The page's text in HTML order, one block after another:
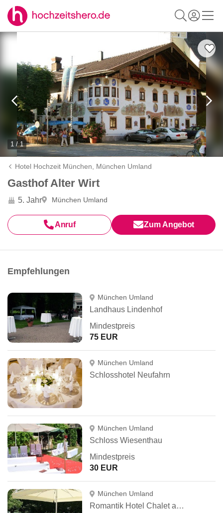
1 / 1
Hotel Hochzeit München, München Umland
Gasthof Alter Wirt
5. Jahr München Umland
Anruf Zum Angebot
Empfehlungen
München Umland
Landhaus Lindenhof
Mindestpreis
75 EUR
München Umland
Schlosshotel Neufahrn
München Umland
Schloss Wiesenthau
Mindestpreis
30 EUR
München Umland
Romantik Hotel Chalet am Kiental